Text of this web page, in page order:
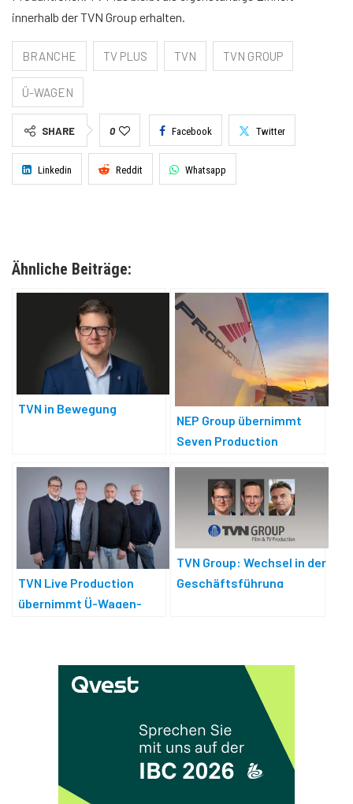
innerhalb der TVN Group erhalten.
BRANCHE TV PLUS TVN TVN GROUP
Ü-WAGEN
SHARE 0 Facebook Twitter
Linkedin Reddit Whatsapp
Ähnliche Beiträge:
TVN in Bewegung
NEP Group übernimmt
Seven Production
TVN Live Production
übernimmt Ü-Wagen-
TVN Group: Wechsel in der
Geschäftsführung